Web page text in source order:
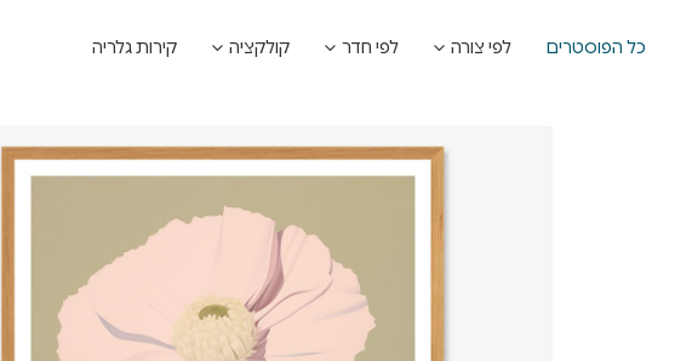
כל הפוסטרים לפי צורה לפי חדר קולקציה קירות גלריה